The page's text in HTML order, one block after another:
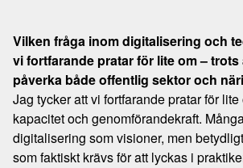
Vilken fråga inom digitalisering och
vi fortfarande pratar för lite om –
påverka både offentlig sektor och
Jag tycker att vi fortfarande pratar för
kapacitet och genomförandekraft.
digitalisering som visioner, men
som faktiskt krävs för att lyckas i